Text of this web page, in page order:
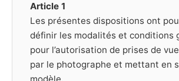
Article 1
Les présentes dispositions ont
définir les modalités et conditions
pour l’autorisation de prises de
par le photographe et mettant en